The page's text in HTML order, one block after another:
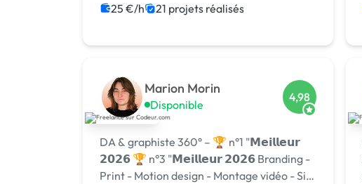
Magento
25 €/h 21 projets réalisés
Marion Morin
Disponible
4,98
DA & graphiste 360° – 🏆 n°1 "𝗠𝗲𝗶𝗹𝗹𝗲𝘂𝗿
𝟮𝟬𝟮𝟲 🏆 n°3 "𝗠𝗲𝗶𝗹𝗹𝗲𝘂𝗿 𝟮𝟬𝟮𝟲 Branding -
Print - Motion design - Montage vidéo - Site